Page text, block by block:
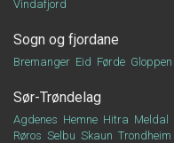
Vindafjord
Sogn og fjordane
Bremanger Eid Førde Gloppen
Sør-Trøndelag
Agdenes Hemne Hitra Meldal
Røros Selbu Skaun Trondheim